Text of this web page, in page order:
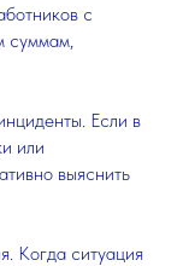
с
суммам,
Если в
или
выяснить
Когда ситуация